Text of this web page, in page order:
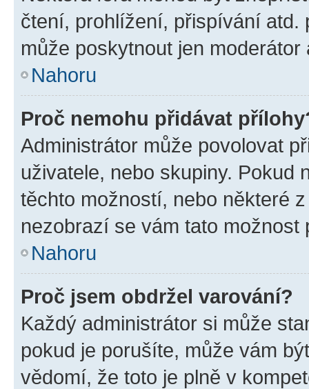
čtení, prohlížení, přispívání atd.
může poskytnout jen
Nahoru
Proč nemohu přidávat
Administrátor může povolovat
uživatele, nebo skupiny. Pokud
těchto možností, nebo některé
nezobrazí se vám tato
Nahoru
Proč jsem obdržel varování?
Každý administrátor si může
pokud je porušíte, může vám
vědomí, že toto je plně v